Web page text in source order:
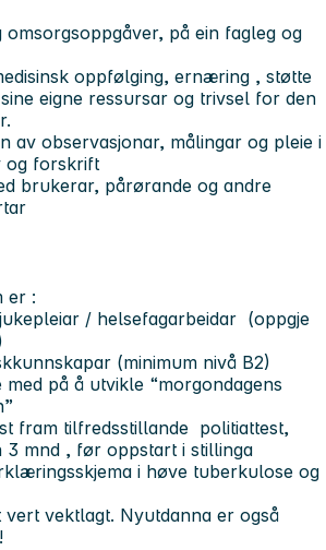
omsorgsoppgåver, på ein fagleg og
oppfølging, ernæring , støtte
eigne ressursar og trivsel for den
av observasjonar, målingar og pleie i
og forskrift
brukerar, pårørande og andre
er :
/ helsefagarbeidar (oppgje
(minimum nivå B2)
på å utvikle “morgondagens
fram tilfredsstillande politiattest,
3 mnd , før oppstart i stillinga
i høve tuberkulose og
vert vektlagt. Nyutdanna er også